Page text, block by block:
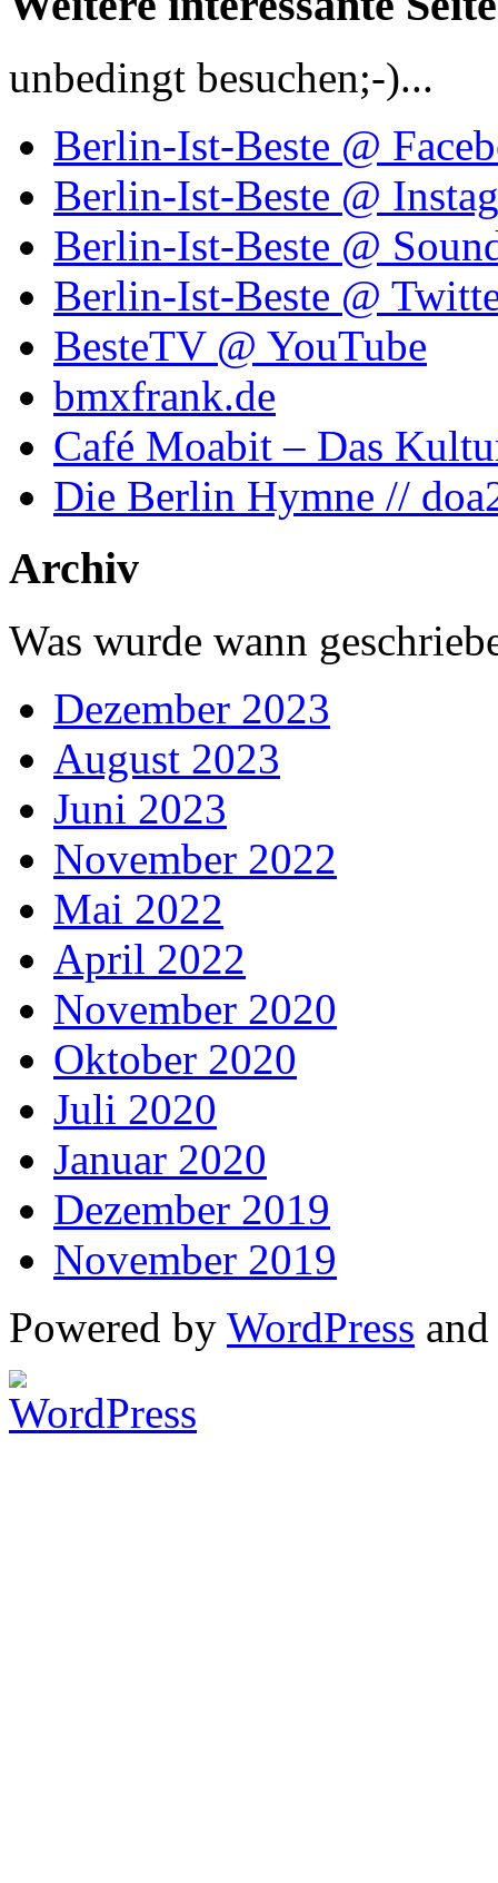
unbedingt besuchen;-)...
Berlin-Ist-Beste @
Berlin-Ist-Beste @
Berlin-Ist-Beste @
Berlin-Ist-Beste @
BesteTV @ YouTube
bmxfrank.de
Café Moabit – Das
Die Berlin Hymne //
Archiv
Was wurde wann
Dezember 2023
August 2023
Juni 2023
November 2022
Mai 2022
April 2022
November 2020
Oktober 2020
Juli 2020
Januar 2020
Dezember 2019
November 2019
Powered by WordPress